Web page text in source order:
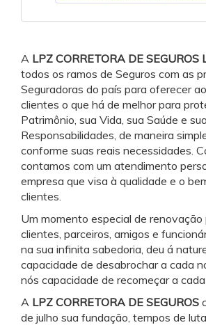
A LPZ CORRETORA DE SEGUROS
todos os ramos de Seguros com as
Seguradoras do país para oferecer
clientes o que há de melhor para
Patrimônio, sua Vida, sua Saúde e
Responsabilidades, de maneira
conforme suas reais necessidades.
contamos com um atendimento
empresa que visa à qualidade e o
clientes.
Um momento especial de renovação
clientes, parceiros, amigos e
na sua infinita sabedoria, deu á
capacidade de desabrochar a cada
nós capacidade de recomeçar a
A LPZ CORRETORA DE SEGUROS
de julho sua fundação, tempos de